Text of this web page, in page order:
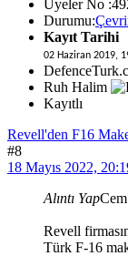
Üyeler No
Durumu:
Kayıt Tarihi
02 Haziran 2019,
Ruh Halim
Kayıtlı
Revell'den F16
#8
18 Mayıs 2022,
Alıntı Yap
Revell
Türk F-16